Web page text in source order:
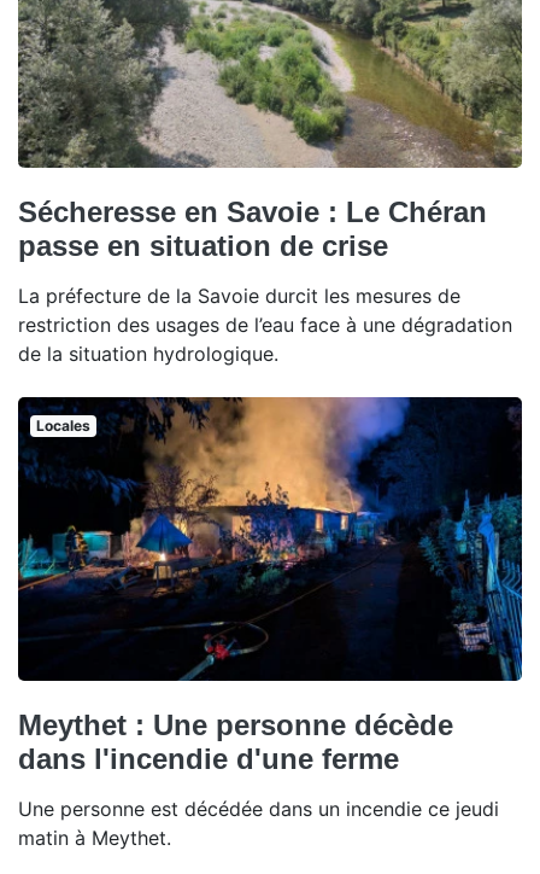
Sécheresse en Savoie : Le Chéran
passe en situation de crise
La préfecture de la Savoie durcit les mesures de
restriction des usages de l’eau face à une dégradation
de la situation hydrologique.
Locales
Meythet : Une personne décède
dans l'incendie d'une ferme
Une personne est décédée dans un incendie ce jeudi
matin à Meythet.